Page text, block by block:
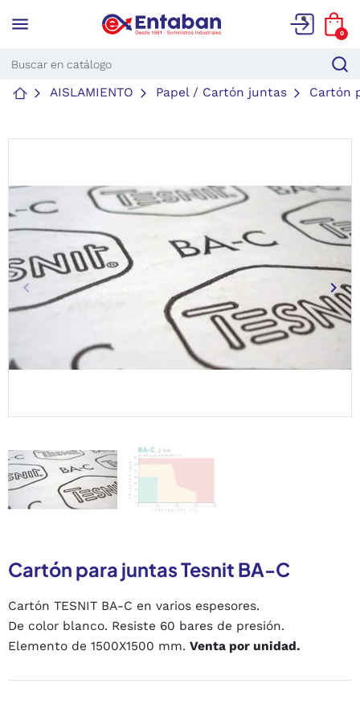
menu 0
AISLAMIENTO Papel / Cartón juntas Cartón
Anterior
keyboard_arrow_left keyboard_arrow_right
Cartón para juntas Tesnit BA-C
Cartón TESNIT BA-C en varios espesores.
De color blanco. Resiste 60 bares de presión.
Elemento de 1500X1500 mm. Venta por unidad.